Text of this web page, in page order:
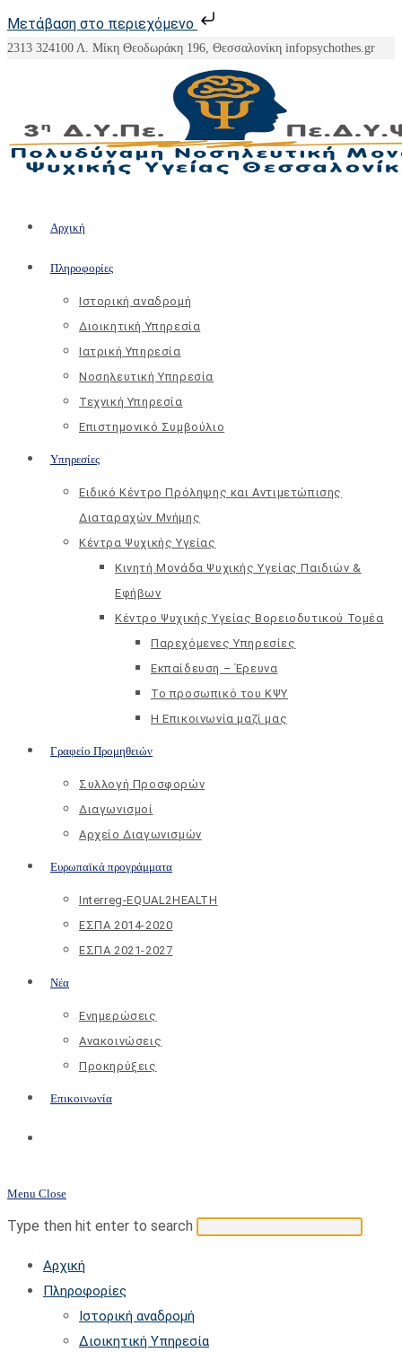
Μετάβαση στο περιεχόμενο
Skip
2313 324100 Λ. Μίκη Θεοδωράκη 196, Θεσσαλονίκη infopsychothes.gr
Αρχική
Πληροφορίες
Ιστορική αναδρομή
Διοικητική Υπηρεσία
Ιατρική Υπηρεσία
Νοσηλευτική Υπηρεσία
Τεχνική Υπηρεσία
Επιστημονικό Συμβούλιο
Υπηρεσίες
Ειδικό Κέντρο Πρόληψης και Αντιμετώπισης
Διαταραχών Μνήμης
Κέντρα Ψυχικής Υγείας
Κινητή Μονάδα Ψυχικής Υγείας Παιδιών &
Εφήβων
Kέντρο Ψυχικής Υγείας Βορειοδυτικού Τομέα
Παρεχόμενες Υπηρεσίες
Εκπαίδευση – Έρευνα
Το προσωπικό του ΚΨΥ
Η Επικοινωνία μαζί μας
Γραφείο Προμηθειών
Συλλογή Προσφορών
Διαγωνισμοί
Αρχείο Διαγωνισμών
Ευρωπαϊκά προγράμματα
Interreg-EQUAL2HEALTH
ΕΣΠΑ 2014-2020
ΕΣΠΑ 2021-2027
Νέα
Ενημερώσεις
Ανακοινώσεις
Προκηρύξεις
Επικοινωνία
search
Menu Close
Search
website
Type then hit enter to search
Press
Αρχική
Πληροφορίες
Ιστορική αναδρομή
Διοικητική Υπηρεσία